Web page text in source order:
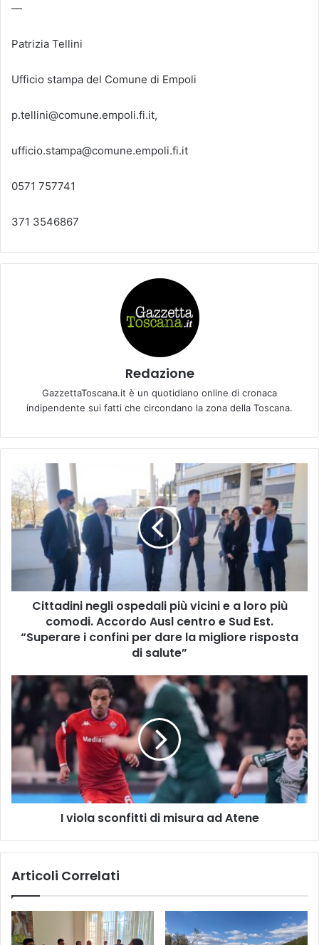
—
Patrizia Tellini
Ufficio stampa del Comune di Empoli
p.tellini@comune.empoli.fi.it,
ufficio.stampa@comune.empoli.fi.it
0571 757741
371 3546867
Redazione
GazzettaToscana.it è un quotidiano online di cronaca
indipendente sui fatti che circondano la zona della Toscana.
i
t
t
a
i
o
s
p
e
d
a
l
i
p
v
c
i
e
Cittadini negli ospedali più vicini e a loro più
comodi. Accordo Ausl centro e Sud Est.
“Superare i confini per dare la migliore risposta
di salute”
I
v
i
o
s
c
o
t
i
m
I viola sconfitti di misura ad Atene
Articoli Correlati